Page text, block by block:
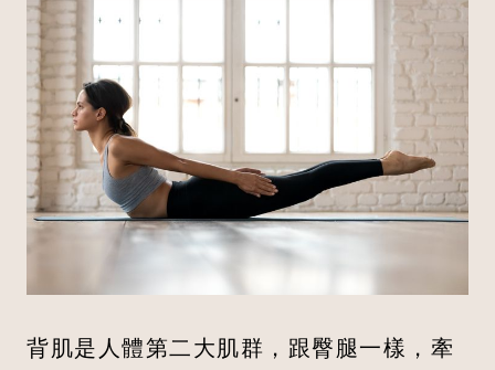
背肌是人體第二大肌群，跟臀腿一樣，牽